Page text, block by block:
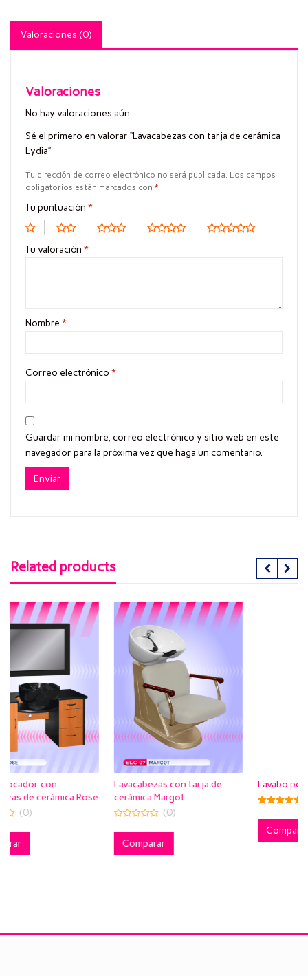
Valoraciones (0)
Valoraciones
No hay valoraciones aún.
Sé el primero en valorar “Lavacabezas con tarja de cerámica
Lydia”
Tu dirección de correo electrónico no será publicada. Los campos
obligatorios están marcados con *
Tu puntuación *
Tu valoración *
Nombre *
Correo electrónico *
Guardar mi nombre, correo electrónico y sitio web en este
navegador para la próxima vez que haga un comentario.
Related products
Rose
Lavacabezas con tarja de
cerámica Margot
Lavabo portátil Evan